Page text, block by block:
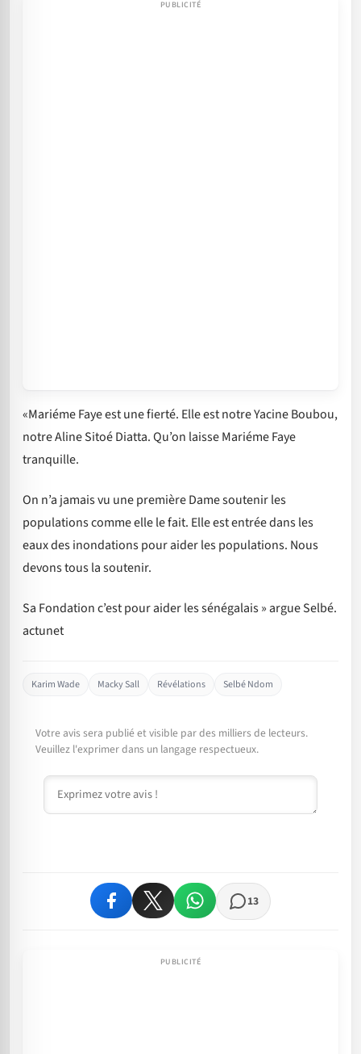
«Mariéme Faye est une fierté. Elle est notre Yacine Boubou,
notre Aline Sitoé Diatta. Qu’on laisse Mariéme Faye
tranquille.
On n’a jamais vu une première Dame soutenir les
populations comme elle le fait. Elle est entrée dans les
eaux des inondations pour aider les populations. Nous
devons tous la soutenir.
Sa Fondation c’est pour aider les sénégalais » argue Selbé.
actunet
Karim Wade Macky Sall Révélations Selbé Ndom
Votre avis sera publié et visible par des milliers de lecteurs.
Veuillez l'exprimer dans un langage respectueux.
Commentaire
13